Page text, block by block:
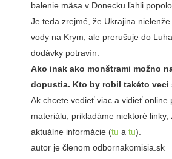
balenie mäsa v Donecku ľahli
Je teda zrejmé, že Ukrajina
vody na Krym, ale prerušuje do
dodávky potravín.
Ako inak ako monštrami možno
dopustia. Kto by robil takéto veci
Ak chcete vedieť viac a vidieť online
materiálu, prikladáme niektoré linky,
aktuálne informácie (tu a tu).
autor je členom odbornakomisia.sk